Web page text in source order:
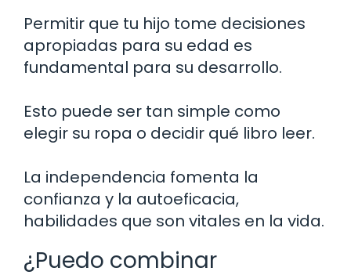
Permitir que tu hijo tome decisiones
apropiadas para su edad es
fundamental para su desarrollo.
Esto puede ser tan simple como
elegir su ropa o decidir qué libro leer.
La independencia fomenta la
confianza y la autoeficacia,
habilidades que son vitales en la vida.
¿Puedo combinar